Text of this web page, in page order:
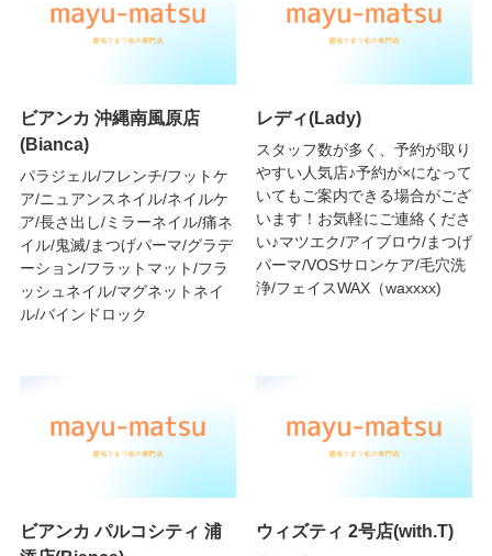
ビアンカ 沖縄南風原店
(Bianca)
パラジェル/フレンチ/フットケ
ア/ニュアンスネイル/ネイルケ
ア/長さ出し/ミラーネイル/痛ネ
イル/鬼滅/まつげパーマ/グラデ
ーション/フラットマット/フラ
ッシュネイル/マグネットネイ
ル/バインドロック
レディ(Lady)
スタッフ数が多く、予約が取り
やすい人気店♪予約が×になって
いてもご案内できる場合がござ
います！お気軽にご連絡くださ
い♪マツエク/アイブロウ/まつげ
パーマ/VOSサロンケア/毛穴洗
浄/フェイスWAX（waxxxx)
ビアンカ パルコシティ 浦
ウィズティ 2号店(with.T)